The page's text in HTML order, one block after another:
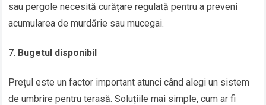
sau pergole necesită curățare regulată pentru a preveni
acumularea de murdărie sau mucegai.
Bugetul disponibil
Prețul este un factor important atunci când alegi un sistem
de umbrire pentru terasă. Soluțiile mai simple, cum ar fi